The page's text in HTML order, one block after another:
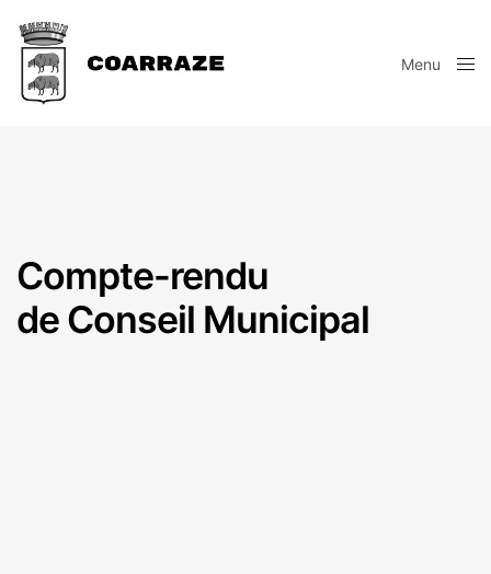
Menu
Compte-rendu
de Conseil Municipal